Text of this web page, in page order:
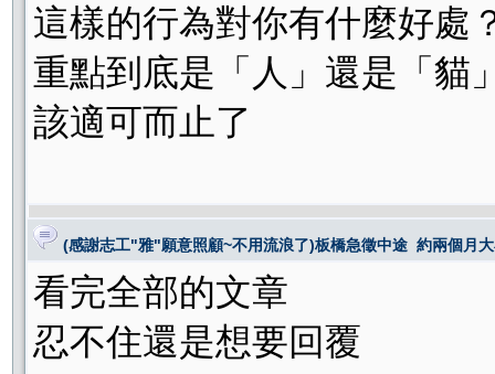
這樣的行為對你有什麼好處
重點到底是「人」還是「貓
該適可而止了
(感謝志工"雅"願意照顧~不用流浪了)板橋急徵中途 約兩個月
看完全部的文章
忍不住還是想要回覆